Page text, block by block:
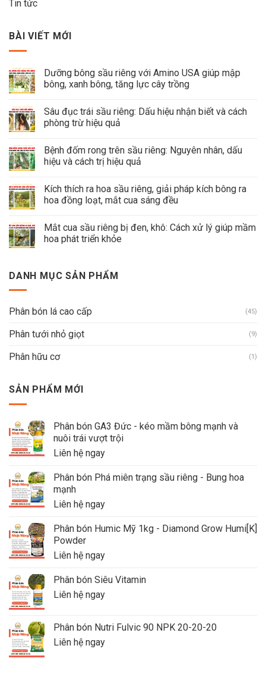
Tin tức
BÀI VIẾT MỚI
Dưỡng bông sầu riêng với Amino USA giúp mập
bông, xanh bông, tăng lực cây trồng
Sâu đục trái sầu riêng: Dấu hiệu nhận biết và cách
phòng trừ hiệu quả
Bệnh đốm rong trên sầu riêng: Nguyên nhân, dấu
hiệu và cách trị hiệu quả
Kích thích ra hoa sầu riêng, giải pháp kích bông ra
hoa đồng loạt, mắt cua sáng đều
Mắt cua sầu riêng bị đen, khô: Cách xử lý giúp mầm
hoa phát triển khỏe
DANH MỤC SẢN PHẨM
Phân bón lá cao cấp (45)
Phân tưới nhỏ giọt (9)
Phân hữu cơ (1)
SẢN PHẨM MỚI
Phân bón GA3 Đức - kéo mầm bông mạnh và
nuôi trái vượt trội
Liên hệ ngay
Phân bón Phá miên trạng sầu riêng - Bung hoa
mạnh
Liên hệ ngay
Phân bón Humic Mỹ 1kg - Diamond Grow Humi[K]
Powder
Liên hệ ngay
Phân bón Siêu Vitamin
Liên hệ ngay
Phân bón Nutri Fulvic 90 NPK 20-20-20
Liên hệ ngay